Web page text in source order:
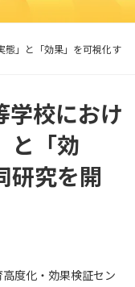
態」と「効果」を可視化す
学校におけ
と「効
研究を開
度化・効果検証セン